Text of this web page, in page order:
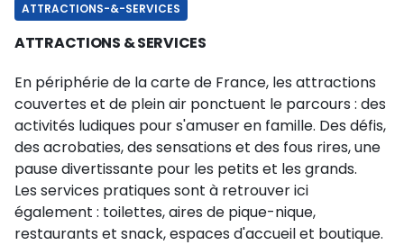
ATTRACTIONS-&-SERVICES
ATTRACTIONS & SERVICES
En périphérie de la carte de France, les attractions
couvertes et de plein air ponctuent le parcours : des
activités ludiques pour s'amuser en famille. Des défis,
des acrobaties, des sensations et des fous rires, une
pause divertissante pour les petits et les grands.
Les services pratiques sont à retrouver ici
également : toilettes, aires de pique-nique,
restaurants et snack, espaces d'accueil et boutique.